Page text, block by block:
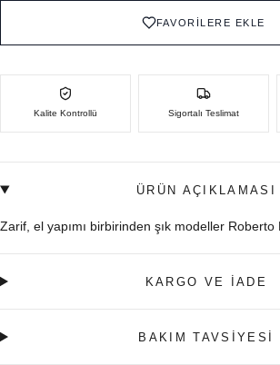
FAVORİLERE EKLE
Kalite Kontrollü Sigortalı Teslimat
ÜRÜN AÇIKLAMASI
Zarif, el yapımı birbirinden şık modeller Roberto
KARGO VE İADE
BAKIM TAVSİYESİ